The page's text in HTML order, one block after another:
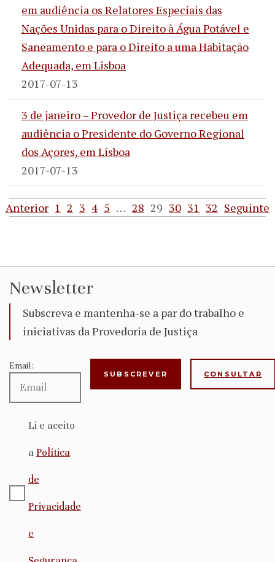
em audiência os Relatores Especiais das
Nações Unidas para o Direito à Água Potável e
Saneamento e para o Direito a uma Habitação
Adequada, em Lisboa
2017-07-13
3 de janeiro – Provedor de Justiça recebeu em
audiência o Presidente do Governo Regional
dos Açores, em Lisboa
2017-07-13
Anterior 1 2 3 4 5 … 28 29 30 31 32 Seguinte
Newsletter
Subscreva e mantenha-se a par do trabalho e
iniciativas da Provedoria de Justiça
Email:
Li e aceito
a Política
de
Privacidade
e
CONSULTAR